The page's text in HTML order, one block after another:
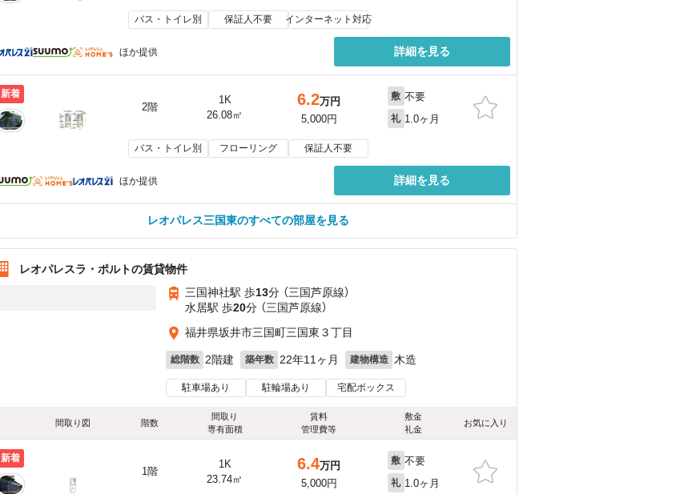
バス・トイレ別 保証人不要 インターネット対応
ほか提供 詳細を見る
新着
2階
1K
26.08㎡
6.2万円
5,000円
敷 不要
礼 1.0ヶ月
バス・トイレ別 フローリング 保証人不要
ほか提供 詳細を見る
レオパレス三国東のすべての部屋を見る
レオパレスラ・ポルトの賃貸物件
三国神社駅 歩13分 （三国芦原線）
水居駅 歩20分 （三国芦原線）
福井県坂井市三国町三国東３丁目
総階数 2階建 築年数 22年11ヶ月 建物構造 木造
駐車場あり 駐輪場あり 宅配ボックス
間取り図 階数
間取り
専有面積
賃料
管理費等
敷金
礼金
お気に入り
新着
1階
1K
23.74㎡
6.4万円
5,000円
敷 不要
礼 1.0ヶ月